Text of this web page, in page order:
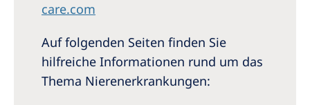
care.com
Auf folgenden Seiten finden Sie
hilfreiche Informationen rund um das
Thema Nierenerkrankungen: